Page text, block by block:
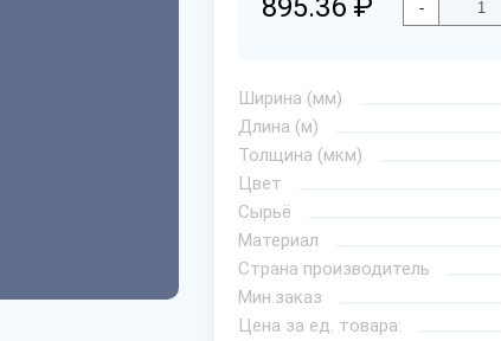
-
Ширина (мм)
Длина (м)
Толщина (мкм)
Цвет
Сырьё
Материал
Страна производитель
Мин.заказ
Цена за ед. товара: